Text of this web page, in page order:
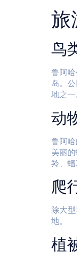
旅
鸟
鲁阿
岛。
地之
动
鲁阿
美丽
羚、
爬
除大
地。
植